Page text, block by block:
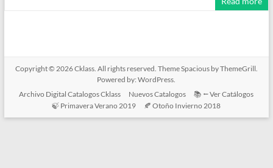
Copyright © 2026Cklass. All rights reserved. ThemeSpaciousby ThemeGrill.
Powered by:WordPress.
Archivo Digital Catalogos Cklass
Nuevos Catalogos
📚 ⭠ Ver Catálogos
🍃 Primavera Verano 2019
🍂 Otoño Invierno 2018